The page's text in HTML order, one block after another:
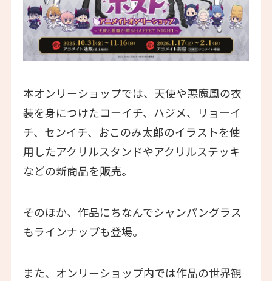
本オンリーショップでは、天使や悪魔風の衣
装を身につけたコーイチ、ハジメ、リョーイ
チ、センイチ、おこのみ太郎のイラストを使
用したアクリルスタンドやアクリルステッキ
などの新商品を販売。
そのほか、作品にちなんでシャンパングラス
もラインナップも登場。
また、オンリーショップ内では作品の世界観